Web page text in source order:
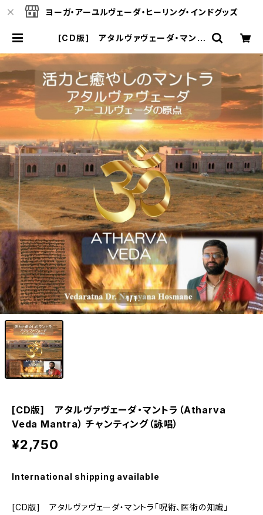
ヨーガ・アーユルヴェーダ・ヒーリング・インドグッズ
[CD版] アタルヴァヴェーダ・マント
ンティング（詠唱） | ヴェーダオンライ
ン
1/1
[CD版] アタルヴァヴェーダ・マントラ（Atharva
Veda Mantra） チャンティング（詠唱）
¥2,750
International shipping available
[CD版] アタルヴァヴェーダ・マントラ「呪術、医術の知識」